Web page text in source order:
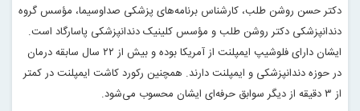
دکتر حسن روشن طلب، کارشناس برنامه‌های پزشکی صداوسیما، مؤسس گروه
دندانپزشکی دکتر روشن طلب و مؤسس کلینیک دندانپزشکی پاسارگاد است.
ایشان دارای فلوشیپ ایمپلنت از آمریکا بوده و بیش از ۲۲ سال سابقه درمان
در حوزه دندانپزشکی و ایمپلنت دارند. همچنین رکورد کاشت ایمپلنت در کمتر
از ۳ دقیقه از دیگر سوابق حرفه‌ای ایشان محسوب می‌شود.